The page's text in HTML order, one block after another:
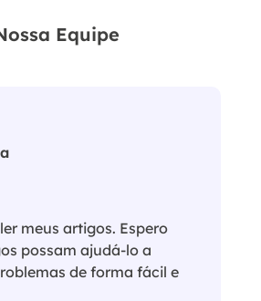
Equipe
meus artigos. Espero
possam ajudá-lo a
de forma fácil e